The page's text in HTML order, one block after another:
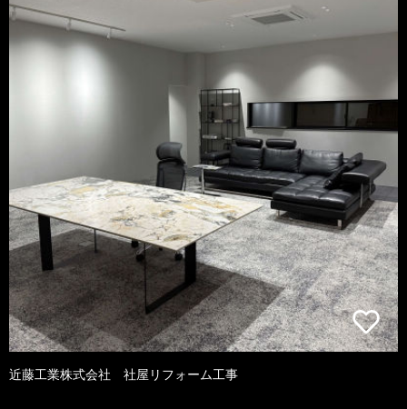
近藤工業株式会社 社屋リフォーム工事